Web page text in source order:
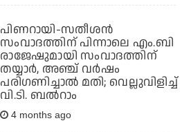
പിണറായി-സതീശന്‍
സംവാദത്തിന് പിന്നാലെ എം.ബി
രാജേഷുമായി സംവാദത്തിന്
തയ്യാര്‍, അഞ്ച് വര്‍ഷം
പരിഗണിച്ചാല്‍ മതി; വെല്ലുവിളിച്ച്
വി.ടി. ബല്‍റാം
4 months ago